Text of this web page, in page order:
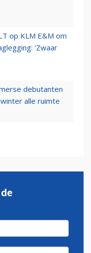
op KLM E&M om
‘Zwaar
debutanten
alle ruimte